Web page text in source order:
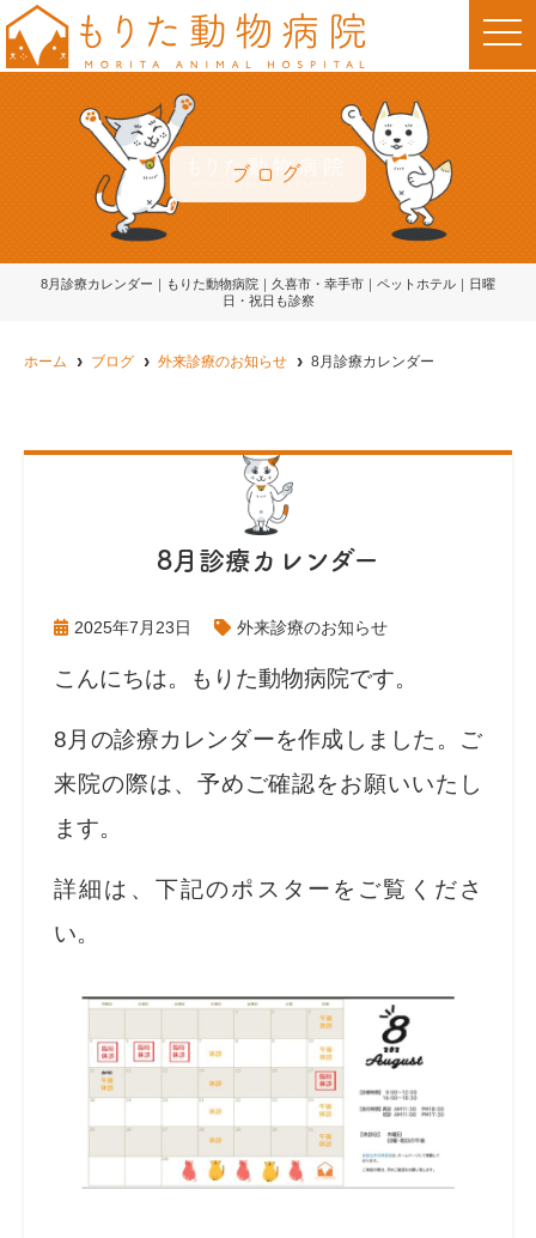
ブログ
8月診療カレンダー｜もりた動物病院｜久喜市・幸手市｜ペットホテル｜日曜
日・祝日も診察
t
o
i
ホーム ブログ 外来診療のお知らせ 8月診療カレンダー
8月診療カレンダー
2025年7月23日 外来診療のお知らせ
こんにちは。もりた動物病院です。
8 月の診療カレンダーを作成しました。 ご
来院の際は、予めご確認をお願いいたし
ます。
詳細は、下記のポスターをご覧くださ
い。